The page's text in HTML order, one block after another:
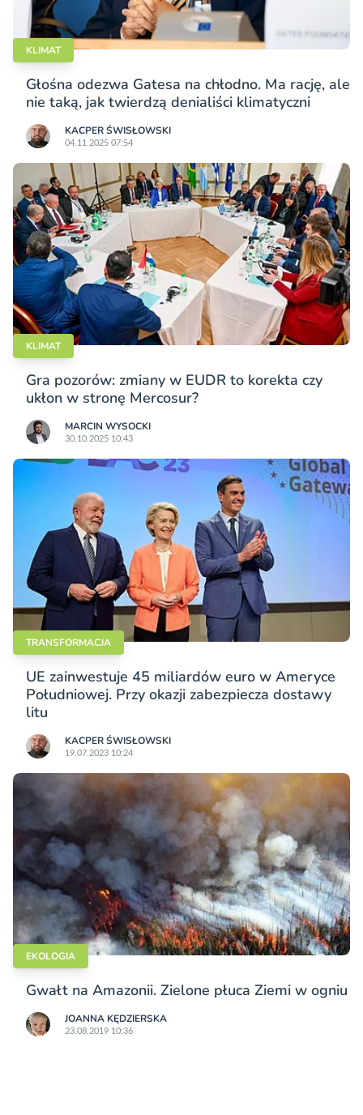
KLIMAT
Głośna odezwa Gatesa na chłodno. Ma rację, ale
nie taką, jak twierdzą denialiści klimatyczni
KACPER ŚWISŁO­WSKI
04.11.2025 07:54
KLIMAT
Gra pozorów: zmiany w EUDR to korekta czy
ukłon w stronę Mercosur?
MARCIN WYSOCKI
30.10.2025 10:43
TRANSFORMACJA
UE zainwestuje 45 miliardów euro w Ameryce
Południowej. Przy okazji zabezpiecza dostawy
litu
KACPER ŚWISŁO­WSKI
19.07.2023 10:24
EKOLOGIA
Gwałt na Amazonii. Zielone płuca Ziemi w ogniu
JOANNA KĘDZIERSKA
23.08.2019 10:36